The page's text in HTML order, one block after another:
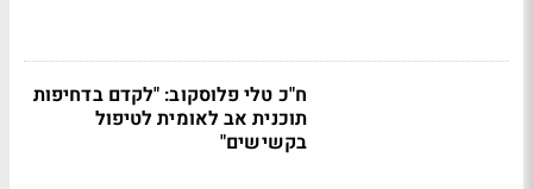
ח"כ טלי פלוסקוב: "לקדם בדחיפות
תוכנית אב לאומית לטיפול
בקשישים"